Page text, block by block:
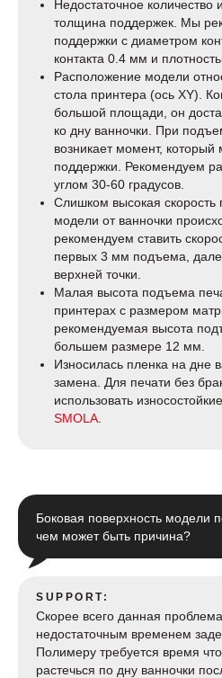
Недостаточное
толщина поддержек. Мы
поддержки с диаметром
контакта 0.4 мм и
Расположение модели
стола принтера (ось XY).
большой площади, он
ко дну ванночки. При
возникает момент, который
поддержки. Рекомендуем
углом 30-60 градусов.
Слишком высокая
модели от ванночки
рекомендуем ставить
первых 3 мм подъема,
верхней точки.
Малая высота подъема
принтерах с размером
рекомендуемая высота
большем размере 12 мм.
Износилась пленка на дне
замена. Для печати без
использовать износостойкие
SMOLA
Боковая поверхность модели
чем может быть причина?
SUPPORT:
Скорее всего данная
недостаточным временем
Полимеру требуется время
растечься по дну ванночки